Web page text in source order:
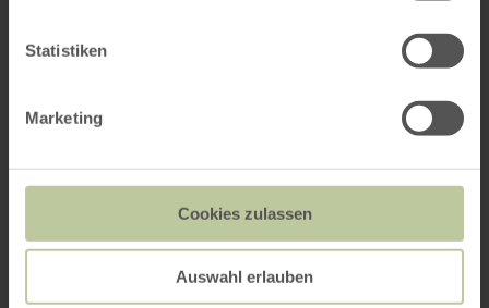
Statistiken
Marketing
Cookies zulassen
Auswahl erlauben